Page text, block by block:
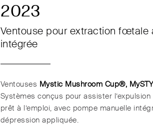
2023
Ventouse pour extraction fœtale
intégrée
Ventouses Mystic Mushroom Cup®,
Systèmes conçus pour assister
prêt à l’emploi, avec pompe manuelle
dépression appliquée.